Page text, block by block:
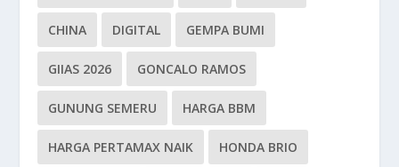
CHINA DIGITAL GEMPA BUMI
GIIAS 2026 GONCALO RAMOS
GUNUNG SEMERU HARGA BBM
HARGA PERTAMAX NAIK HONDA BRIO